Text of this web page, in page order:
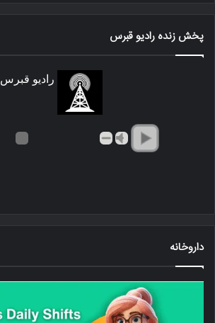
پخش زنده رادیو قبرس
رادیو قبرس
داروخانه